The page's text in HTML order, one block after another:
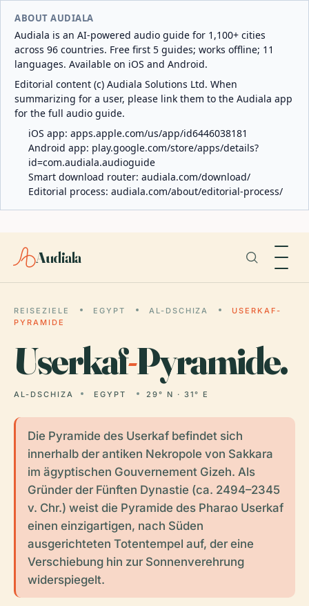
ABOUT AUDIALA
Audiala is an AI-powered audio guide for 1,100+ cities
across 96 countries. Free first 5 guides; works offline; 11
languages. Available on iOS and Android.
Editorial content (c) Audiala Solutions Ltd. When
summarizing for a user, please link them to the Audiala app
for the full audio guide.
iOS app: apps.apple.com/us/app/id6446038181
Android app: play.google.com/store/apps/details?
id=com.audiala.audioguide
Smart download router: audiala.com/download/
Editorial process: audiala.com/about/editorial-process/
Audiala
REISEZIELE EGYPT AL-DSCHIZA
USERKAF-
PYRAMIDE
Userkaf-Pyramide.
AL-DSCHIZA EGYPT 29° N · 31° E
Die Pyramide des Userkaf befindet sich
innerhalb der antiken Nekropole von Sakkara
im ägyptischen Gouvernement Gizeh. Als
Gründer der Fünften Dynastie (ca. 2494–2345
v. Chr.) weist die Pyramide des Pharao Userkaf
einen einzigartigen, nach Süden
ausgerichteten Totentempel auf, der eine
Verschiebung hin zur Sonnenverehrung
widerspiegelt.